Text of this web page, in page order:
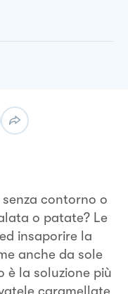
contorno o
o patate? Le
insaporire la
anche da sole
è la soluzione più